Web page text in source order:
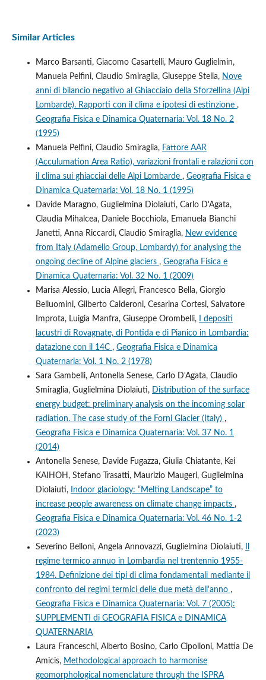
Similar Articles
Marco Barsanti, Giacomo Casartelli, Mauro Guglielmin,
Manuela Pelfini, Claudio Smiraglia, Giuseppe Stella, Nove
anni di bilancio negativo al Ghiacciaio della Sforzellina (Alpi
Lombarde). Rapporti con il clima e ipotesi di estinzione ,
Geografia Fisica e Dinamica Quaternaria: Vol. 18 No. 2
(1995)
Manuela Pelfini, Claudio Smiraglia, Fattore AAR
(Acculumation Area Ratio), variazioni frontali e ralazioni con
il clima sui ghiacciai delle Alpi Lombarde , Geografia Fisica e
Dinamica Quaternaria: Vol. 18 No. 1 (1995)
Davide Maragno, Guglielmina Diolaiuti, Carlo D'Agata,
Claudia Mihalcea, Daniele Bocchiola, Emanuela Bianchi
Janetti, Anna Riccardi, Claudio Smiraglia, New evidence
from Italy (Adamello Group, Lombardy) for analysing the
ongoing decline of Alpine glaciers , Geografia Fisica e
Dinamica Quaternaria: Vol. 32 No. 1 (2009)
Marisa Alessio, Lucia Allegri, Francesco Bella, Giorgio
Belluomini, Gilberto Calderoni, Cesarina Cortesi, Salvatore
Improta, Luigia Manfra, Giuseppe Orombelli,
I depositi
lacustri di Rovagnate, di Pontida e di Pianico in Lombardia:
datazione con il 14C , Geografia Fisica e Dinamica
Quaternaria: Vol. 1 No. 2 (1978)
Sara Gambelli, Antonella Senese, Carlo D'Agata, Claudio
Smiraglia, Guglielmina Diolaiuti,
Distribution of the surface
energy budget: preliminary analysis on the incoming solar
radiation. The case study of the Forni Glacier (Italy) ,
Geografia Fisica e Dinamica Quaternaria: Vol. 37 No. 1
(2014)
Antonella Senese, Davide Fugazza, Giulia Chiatante, Kei
KAIHOH, Stefano Trasatti, Maurizio Maugeri, Guglielmina
Diolaiuti,
Indoor glaciology: “Melting Landscape” to
increase people awareness on climate change impacts ,
Geografia Fisica e Dinamica Quaternaria: Vol. 46 No. 1-2
(2023)
Severino Belloni, Angela Annovazzi, Guglielmina Diolaiuti,
regime termico annuo in Lombardia nel trentennio 1955-
1984. Definizione dei tipi di clima fondamentali mediante il
confronto dei regimi termici delle due metà dell'anno ,
Geografia Fisica e Dinamica Quaternaria: Vol. 7 (2005):
SUPPLEMENTI di GEOGRAFIA FISICA e DINAMICA
QUATERNARIA
Laura Franceschi, Alberto Bosino, Carlo Cipolloni, Mattia De
Amicis, Methodological approach to harmonise
geomorphological nomenclature through the ISPRA